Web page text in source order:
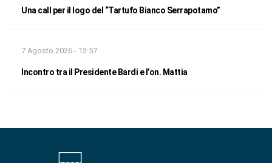
Una call per il logo del “Tartufo Bianco Serrapotamo”
7 Agosto 2026 - 13:57
Incontro tra il Presidente Bardi e l’on. Mattia